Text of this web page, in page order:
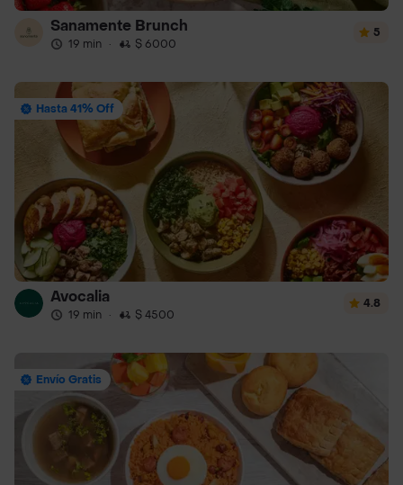
Sanamente Brunch
19 min · $ 6000
5
Hasta 41% Off
Avocalia
19 min · $ 4500
4.8
Envío Gratis